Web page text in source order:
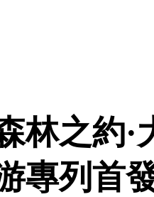
林之約·
專列首